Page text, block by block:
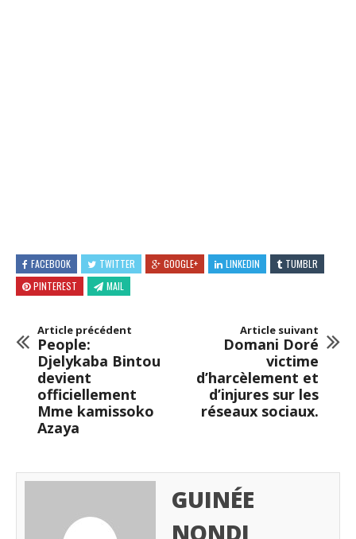
FACEBOOK TWITTER GOOGLE+ LINKEDIN
TUMBLR
PINTEREST
MAIL
Article précédent
People:
Djelykaba Bintou
devient
officiellement
Mme kamissoko
Azaya
Article suivant
Domani Doré
victime
d’harcèlement et
d’injures sur les
réseaux sociaux.
GUINÉE
NONDI